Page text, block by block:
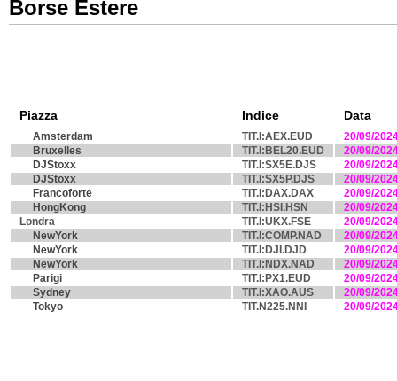
Borse Estere
Piazza Indice Data
Amsterdam TIT.I:AEX.EUD
20/09/
Bruxelles
TIT.I:BEL20.EUD
20/09/
DJStoxx
TIT.I:SX5E.DJS
20/09/
DJStoxx
TIT.I:SX5P.DJS
20/09/
Francoforte
TIT.I:DAX.DAX
20/09/
HongKong
TIT.I:HSI.HSN
20/09/
Londra
TIT.I:UKX.FSE
20/09/
NewYork
TIT.I:COMP.NAD
20/09/
NewYork
TIT.I:DJI.DJD
20/09/
NewYork
TIT.I:NDX.NAD
20/09/
Parigi
TIT.I:PX1.EUD
20/09/
Sydney
TIT.I:XAO.AUS
20/09/
Tokyo
TIT.N225.NNI 20/09/